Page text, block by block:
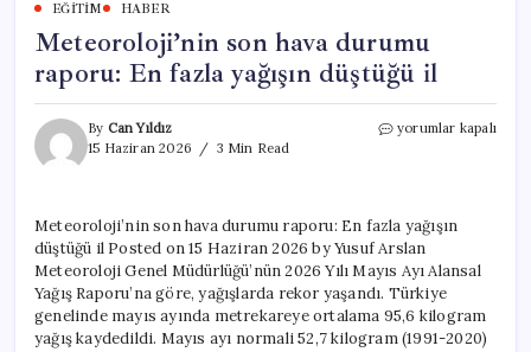
EĞITIM HABER
Meteoroloji’nin son hava durumu
raporu: En fazla yağışın düştüğü il
By Can Yıldız
15 Haziran 2026
3 Min Read
Meteoroloji’nin
En
fazla
yağışın
düştüğü
il
için
yorumlar kapalı
Meteoroloji’nin son hava durumu raporu: En fazla yağışın
düştüğü il Posted on 15 Haziran 2026 by Yusuf Arslan
Meteoroloji Genel Müdürlüğü’nün 2026 Yılı Mayıs Ayı Alansal
Yağış Raporu’na göre, yağışlarda rekor yaşandı. Türkiye
genelinde mayıs ayında metrekareye ortalama 95,6 kilogram
yağış kaydedildi. Mayıs ayı normali 52,7 kilogram (1991-2020)